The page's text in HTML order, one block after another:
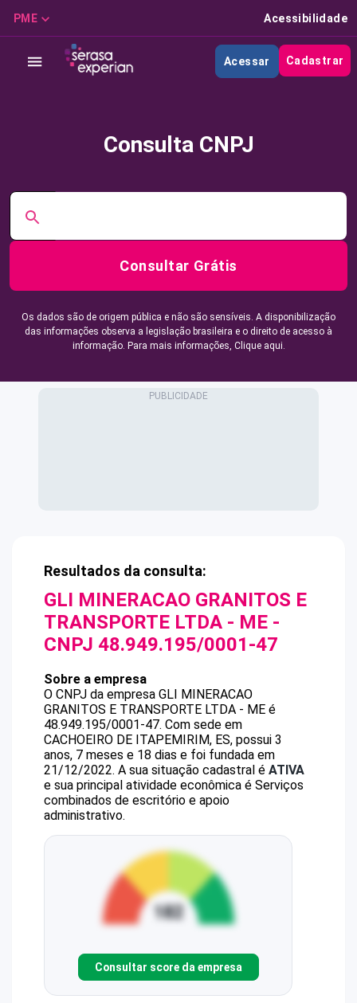
PME Acessibilidade
Acessar Cadastrar
Consulta CNPJ
Consultar Grátis
Os dados são de origem pública e não são sensíveis. A disponibilização
das informações observa a legislação brasileira e o direito de acesso à
informação. Para mais informações, Clique aqui.
Resultados da consulta:
GLI MINERACAO GRANITOS E
TRANSPORTE LTDA - ME -
CNPJ 48.949.195/0001-47
Sobre a empresa
O CNPJ da empresa GLI MINERACAO
GRANITOS E TRANSPORTE LTDA - ME é
48.949.195/0001-47. Com sede em
CACHOEIRO DE ITAPEMIRIM, ES, possui 3
anos, 7 meses e 18 dias e foi fundada em
21/12/2022. A sua situação cadastral é ATIVA
e sua principal atividade econômica é Serviços
combinados de escritório e apoio
administrativo.
Consultar score da empresa